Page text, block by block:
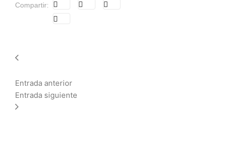
Compartir:
Entrada anterior
Entrada siguiente